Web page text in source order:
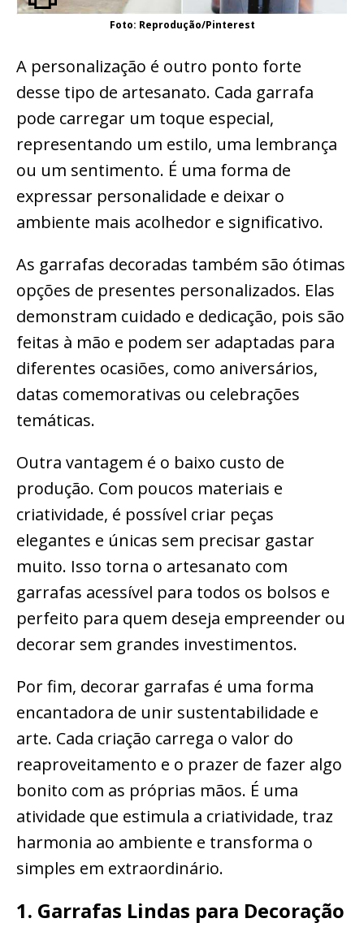
Foto: Reprodução/Pinterest
A personalização é outro ponto forte
desse tipo de artesanato. Cada garrafa
pode carregar um toque especial,
representando um estilo, uma lembrança
ou um sentimento. É uma forma de
expressar personalidade e deixar o
ambiente mais acolhedor e significativo.
As garrafas decoradas também são ótimas
opções de presentes personalizados. Elas
demonstram cuidado e dedicação, pois são
feitas à mão e podem ser adaptadas para
diferentes ocasiões, como aniversários,
datas comemorativas ou celebrações
temáticas.
Outra vantagem é o baixo custo de
produção. Com poucos materiais e
criatividade, é possível criar peças
elegantes e únicas sem precisar gastar
muito. Isso torna o artesanato com
garrafas acessível para todos os bolsos e
perfeito para quem deseja empreender ou
decorar sem grandes investimentos.
Por fim, decorar garrafas é uma forma
encantadora de unir sustentabilidade e
arte. Cada criação carrega o valor do
reaproveitamento e o prazer de fazer algo
bonito com as próprias mãos. É uma
atividade que estimula a criatividade, traz
harmonia ao ambiente e transforma o
simples em extraordinário.
1. Garrafas Lindas para Decoração